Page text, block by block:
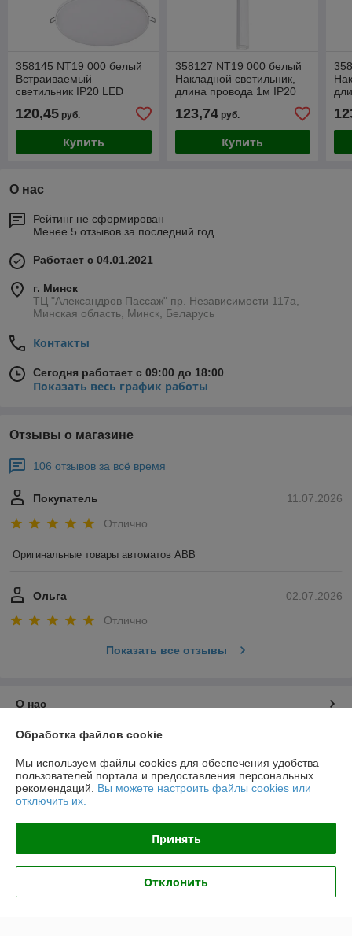
358145 NT19 000 белый
Встраиваемый
светильник IP20 LED
MOON
120,45 руб.
Купить
358127 NT19 000 белый
Накладной светильник,
длина провода 1м IP20
265V MODO
123,74руб.
Купить
О нас
Рейтинг не сформирован
Менее 5 отзывов за последний год
Работает с 04.01.2021
г. Минск
ТЦ "Александров Пассаж" пр. Независимости 117а,
Минская область, Минск, Беларусь
Контакты
Сегодня работает с 09:00 до 18:00
Показать весь график работы
Отзывы о магазине
106 отзывов за всё время
11.07.2026
Покупатель
Отлично
Оригинальные товары автоматов ABB
02.07.2026
Ольга
Отлично
Показать все отзывы
О нас
Контакты
Доставка и оплата
Полная версия сайта
Политика обработки cookies
Обработка файлов cookie
Мы используем файлы cookies для обеспечения удобства
пользователей портала и предоставления персональных
рекомендаций. Вы можете настроить файлы cookies или
отключить их.
Принять
Отклонить